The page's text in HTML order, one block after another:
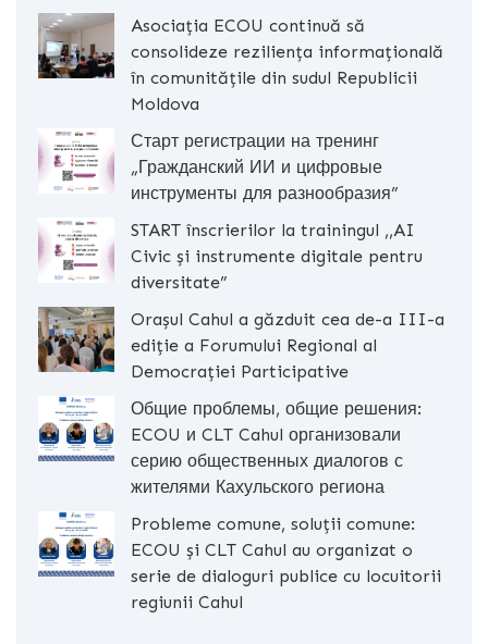
Asociația ECOU continuă să
consolideze reziliența informațională
în comunitățile din sudul Republicii
Moldova
Старт регистрации на тренинг
„Гражданский ИИ и цифровые
инструменты для разнообразия”
START înscrierilor la trainingul ,,AI
Civic și instrumente digitale pentru
diversitate”
Orașul Cahul a găzduit cea de-a III-a
ediție a Forumului Regional al
Democrației Participative
Общие проблемы, общие решения:
ECOU и CLT Cahul организовали
серию общественных диалогов с
жителями Кахульского региона
Probleme comune, soluții comune:
ECOU și CLT Cahul au organizat o
serie de dialoguri publice cu locuitorii
regiunii Cahul